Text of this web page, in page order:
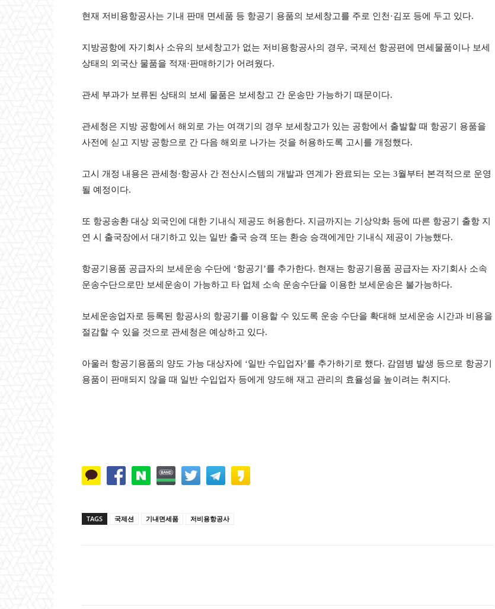
현재 저비용항공사는 기내 판매 면세품 등 항공기 용품의 보세창고를 주로 인천·김포 등에 두고 있다.
지방공항에 자기회사 소유의 보세창고가 없는 저비용항공사의 경우, 국제선 항공편에 면세물품이나 보세
상태의 외국산 물품을 적재·판매하기가 어려웠다.
관세 부과가 보류된 상태의 보세 물품은 보세창고 간 운송만 가능하기 때문이다.
관세청은 지방 공항에서 해외로 가는 여객기의 경우 보세창고가 있는 공항에서 출발할 때 항공기 용품을
사전에 싣고 지방 공항으로 간 다음 해외로 나가는 것을 허용하도록 고시를 개정했다.
고시 개정 내용은 관세청·항공사 간 전산시스템의 개발과 연계가 완료되는 오는 3월부터 본격적으로 운영
될 예정이다.
또 항공송환 대상 외국인에 대한 기내식 제공도 허용한다. 지금까지는 기상악화 등에 따른 항공기 출항 지
연 시 출국장에서 대기하고 있는 일반 출국 승객 또는 환승 승객에게만 기내식 제공이 가능했다.
항공기용품 공급자의 보세운송 수단에 ‘항공기’를 추가한다. 현재는 항공기용품 공급자는 자기회사 소속
운송수단으로만 보세운송이 가능하고 타 업체 소속 운송수단을 이용한 보세운송은 불가능하다.
보세운송업자로 등록된 항공사의 항공기를 이용할 수 있도록 운송 수단을 확대해 보세운송 시간과 비용을
절감할 수 있을 것으로 관세청은 예상하고 있다.
아울러 항공기용품의 양도 가능 대상자에 ‘일반 수입업자’를 추가하기로 했다. 감염병 발생 등으로 항공기
용품이 판매되지 않을 때 일반 수입업자 등에게 양도해 재고 관리의 효율성을 높이려는 취지다.
TAGS 국제션 기내면세품 저비용항공사